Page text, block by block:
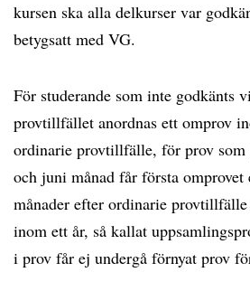
kursen ska alla delkurser var
betygsatt med VG.
För studerande som inte godkänts
provtillfället anordnas ett omprov
ordinarie provtillfälle, för prov som
och juni månad får första
månader efter ordinarie
inom ett år, så kallat
i prov får ej undergå förnyat prov